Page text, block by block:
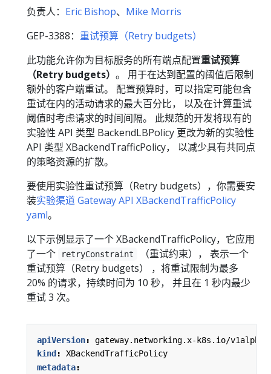
负责人： Eric Bishop、 Mike Morris
GEP-3388： 重试预算（Retry budgets）
此功能允许你为目标服务的所有端点配置重试预算
（Retry budgets） 。 用于在达到配置的阈值后限制
额外的客户端重试。 配置预算时，可以指定可能包含
重试在内的活动请求的最大百分比， 以及在计算重试
阈值时考虑请求的时间间隔。 此规范的开发将现有的
实验性 API 类型 BackendLBPolicy 更改为新的实验性
API 类型 XBackendTrafficPolicy， 以减少具有共同点
的策略资源的扩散。
要使用实验性重试预算（Retry budgets），你需要安
装实验渠道 Gateway API XBackendTrafficPolicy
yaml。
以下示例显示了一个 XBackendTrafficPolicy，它应用
了一个
retryConstraint
（重试约束）， 表示一个
重试预算（Retry budgets） ，将重试限制为最多
20% 的请求，持续时间为 10 秒， 并且在 1 秒内最少
重试 3 次。
apiVersion:
gateway.networking.x-k8s.io/v1alpha1
kind :
XBackendTrafficPolicy
metadata: